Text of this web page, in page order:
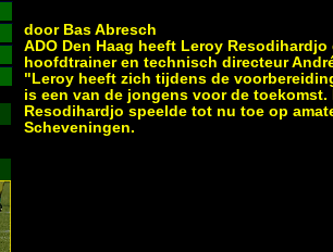
door Bas Abresch
ADO Den Haag heeft Leroy
hoofdtrainer en technisch directeur
"Leroy heeft zich tijdens de
is een van de jongens voor de
Resodihardjo speelde tot nu toe op
Scheveningen.